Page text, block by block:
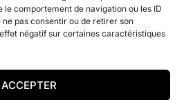
le comportement de navigation ou les ID
pas consentir ou de retirer son
négatif sur certaines caractéristiques
ACCEPTER